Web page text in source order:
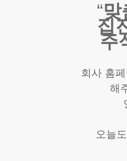
“맞
집
주
회사 홈
해
오늘